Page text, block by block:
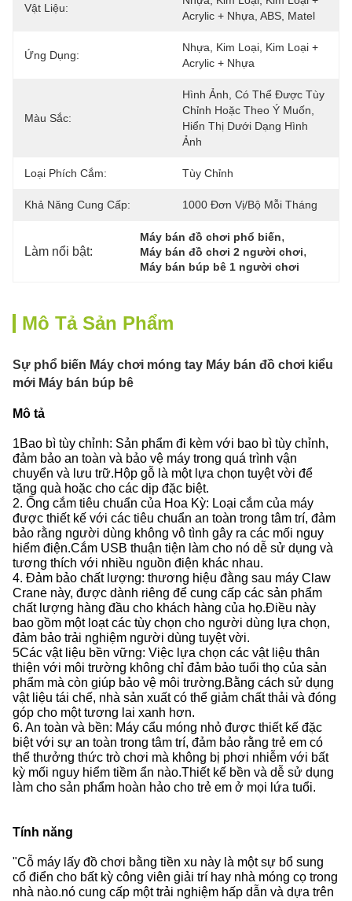
Vật Liệu:
Acrylic + Nhựa, ABS, Matel
Ứng Dụng:
Nhựa, Kim Loại, Kim Loại +
Acrylic + Nhựa
Màu Sắc:
Hình Ảnh, Có Thể Được Tùy
Chỉnh Hoặc Theo Ý Muốn,
Hiển Thị Dưới Dạng Hình
Ảnh
Loại Phích Cắm: Tùy Chỉnh
Khả Năng Cung Cấp: 1000 Đơn Vị/bộ Mỗi Tháng
Làm nổi bật:
Máy bán đồ chơi phổ biến,
Máy bán đồ chơi 2 người chơi,
Máy bán búp bê 1 người chơi
Mô Tả Sản Phẩm
Sự phổ biến Máy chơi móng tay Máy bán đồ chơi kiểu
mới Máy bán búp bê
Mô tả
1Bao bì tùy chỉnh: Sản phẩm đi kèm với bao bì tùy chỉnh,
đảm bảo an toàn và bảo vệ máy trong quá trình vận
chuyển và lưu trữ.Hộp gỗ là một lựa chọn tuyệt vời để
tặng quà hoặc cho các dịp đặc biệt.
2. Ống cắm tiêu chuẩn của Hoa Kỳ: Loại cắm của máy
được thiết kế với các tiêu chuẩn an toàn trong tâm trí, đảm
bảo rằng người dùng không vô tình gây ra các mối nguy
hiểm điện.Cắm USB thuận tiện làm cho nó dễ sử dụng và
tương thích với nhiều nguồn điện khác nhau.
4. Đảm bảo chất lượng: thương hiệu đằng sau máy Claw
Crane này, được dành riêng để cung cấp các sản phẩm
chất lượng hàng đầu cho khách hàng của họ.Điều này
bao gồm một loạt các tùy chọn cho người dùng lựa chọn,
đảm bảo trải nghiệm người dùng tuyệt vời.
5Các vật liệu bền vững: Việc lựa chọn các vật liệu thân
thiện với môi trường không chỉ đảm bảo tuổi thọ của sản
phẩm mà còn giúp bảo vệ môi trường.Bằng cách sử dụng
vật liệu tái chế, nhà sản xuất có thể giảm chất thải và đóng
góp cho một tương lai xanh hơn.
6. An toàn và bền: Máy cẩu móng nhỏ được thiết kế đặc
biệt với sự an toàn trong tâm trí, đảm bảo rằng trẻ em có
thể thưởng thức trò chơi mà không bị phơi nhiễm với bất
kỳ mối nguy hiểm tiềm ẩn nào.Thiết kế bền và dễ sử dụng
làm cho sản phẩm hoàn hảo cho trẻ em ở mọi lứa tuổi.
Tính năng
"Cỗ máy lấy đồ chơi bằng tiền xu này là một sự bổ sung
cổ điển cho bất kỳ công viên giải trí hay nhà móng cọ trong
nhà nào.nó cung cấp một trải nghiệm hấp dẫn và dựa trên